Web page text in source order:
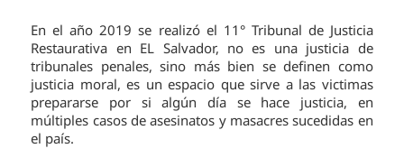
En el año 2019 se realizó el 11° Tribunal de Justicia
Restaurativa en EL Salvador, no es una justicia de
tribunales penales, sino más bien se definen como
justicia moral, es un espacio que sirve a las victimas
prepararse por si algún día se hace justicia, en
múltiples casos de asesinatos y masacres sucedidas en
el país.